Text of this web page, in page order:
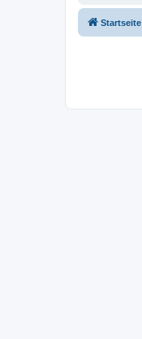
Startseite